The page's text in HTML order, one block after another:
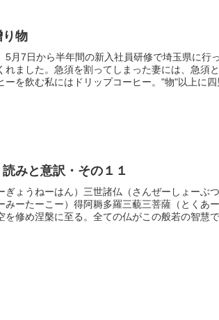
り物
5月7日から半年間の新入社員研修で埼玉県に行
れました。急須を割ってしまった妻には、急須
ーを飲む私にはドリップコーヒー。"物"以上に四
読みと意訳・その１１
ぎょうねーはん）三世諸仏（さんぜーしょーぶ
みーたーこー）得阿耨多羅三藐三菩薩（とくあ
を修め涅槃に至る。全ての仏がこの般若の智慧